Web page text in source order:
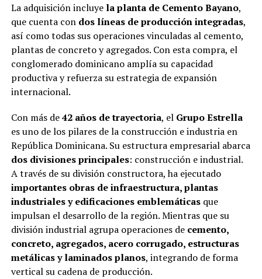
La adquisición incluye la planta de Cemento Bayano,
que cuenta con dos líneas de producción integradas,
así como todas sus operaciones vinculadas al cemento,
plantas de concreto y agregados. Con esta compra, el
conglomerado dominicano amplía su capacidad
productiva y refuerza su estrategia de expansión
internacional.
Con más de42 años de trayectoria, el Grupo Estrella
es uno de los pilares de la construcción e industria en
República Dominicana. Su estructura empresarial abarca
dos divisiones principales: construcción e industrial.
A través de su división constructora, ha ejecutado
importantes obras de infraestructura, plantas
industriales y edificaciones emblemáticasque
impulsan el desarrollo de la región. Mientras que su
división industrial agrupa operaciones de cemento,
concreto, agregados, acero corrugado, estructuras
metálicas y laminados planos, integrando de forma
vertical su cadena de producción.